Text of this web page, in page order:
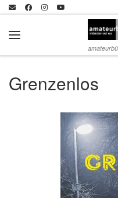
Zum Inhalt springen
Grenzenlos